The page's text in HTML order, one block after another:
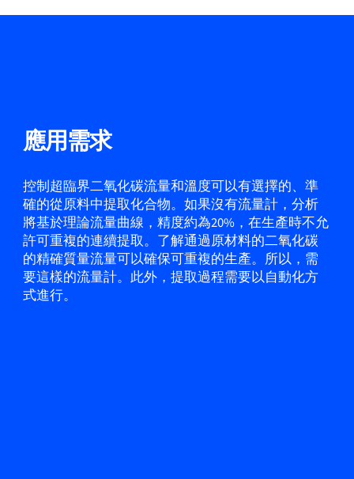
應用需求
控制超臨界二氧化碳流量和溫度可以有選擇的、準
確的從原料中提取化合物。如果沒有流量計，分析
將基於理論流量曲線，精度約為20%，在生產時不允
許可重複的連續提取。了解通過原材料的二氧化碳
的精確質量流量可以確保可重複的生產。所以，需
要這樣的流量計。此外，提取過程需要以自動化方
式進行。